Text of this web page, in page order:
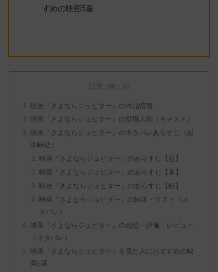
すめの映画5選
目次
映画『さよならジュピター』の作品情報
映画『さよならジュピター』の登場人物（キャスト）
映画『さよならジュピター』のネタバレあらすじ（起
承転結）
映画『さよならジュピター』のあらすじ【起】
映画『さよならジュピター』のあらすじ【承】
映画『さよならジュピター』のあらすじ【転】
映画『さよならジュピター』の結末・ラスト（ネ
タバレ）
映画『さよならジュピター』の感想・評価・レビュー
（ネタバレ）
映画『さよならジュピター』を見た人におすすめの映
画5選